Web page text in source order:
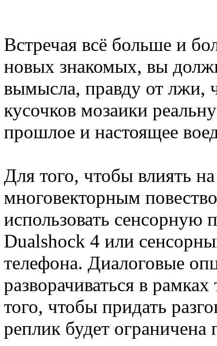
Встречая всё больше и
новых знакомых, вы
вымысла, правду от лжи,
кусочков мозаики
прошлое и настоящее
Для того, чтобы влиять
многовекторным
использовать сенсорную
Dualshock 4 или
телефона. Диалоговые
разворачиваться в
того, чтобы придать
реплик будет ограничена